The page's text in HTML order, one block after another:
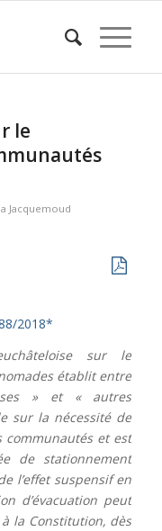
le
Jacquemoud
2018*
sur le
établit entre
» et « autres
sur la nécessité de
et est
de stationnement
l’effet suspensif en
d’évacuation peut
la Constitution, dès